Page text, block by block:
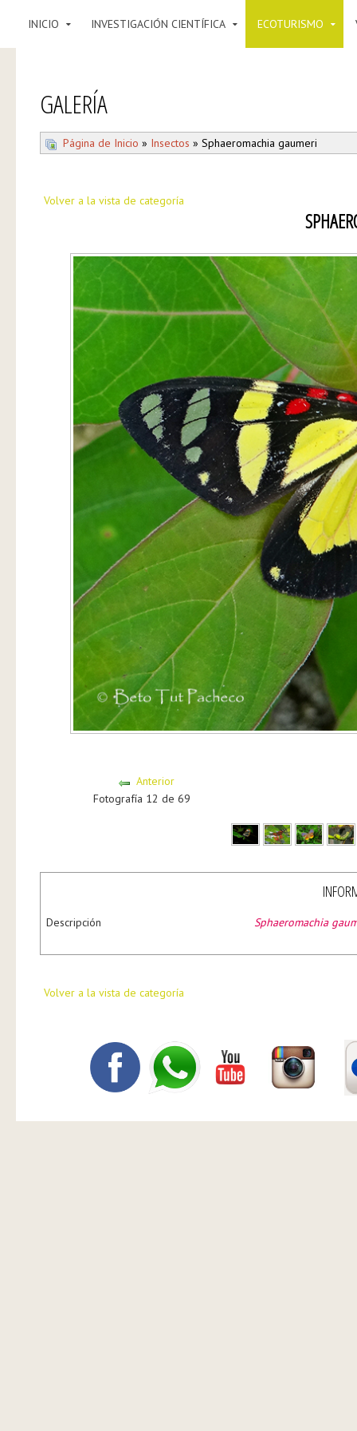
INICIO INVESTIGACIÓN CIENTÍFICA ECOTURISMO
GALERÍA
Página de Inicio » Insectos » Sphaeromachia gaumeri
Volver a la vista de categoría
Anterior
Fotografía 12 de 69
Descripción Sphaeromachia
Volver a la vista de categoría